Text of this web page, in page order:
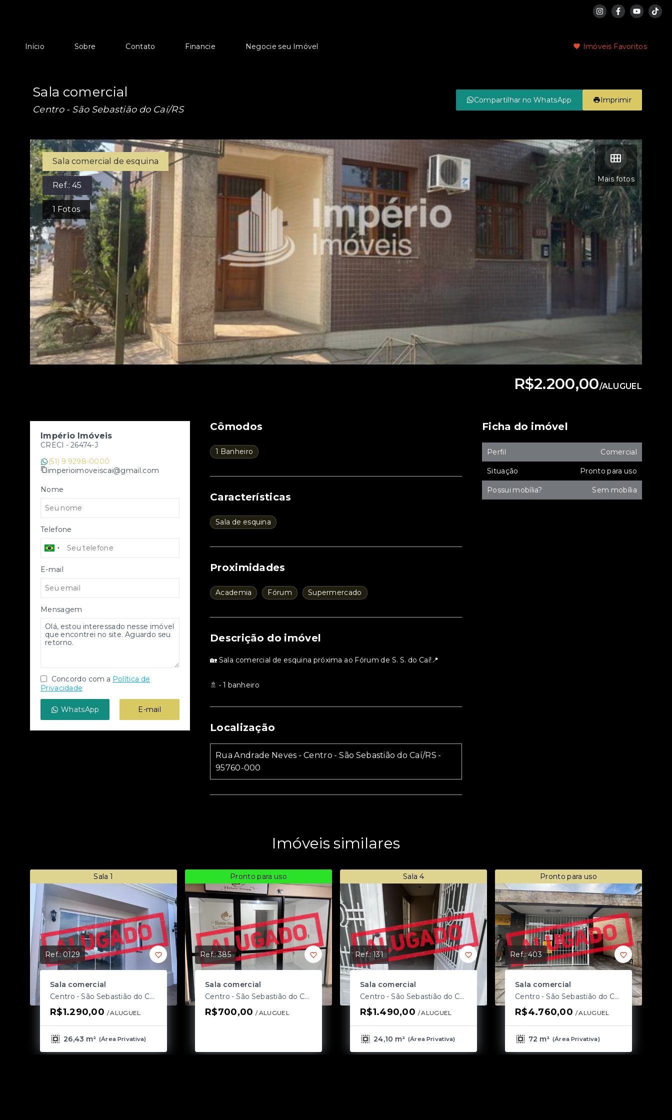
Início Sobre Contato Financie Negocie seu Imóvel Imóveis Favoritos
Sala comercial
Centro - São Sebastião do Caí/RS
Compartilhar no WhatsApp Imprimir
Mais fotos
Sala comercial de esquina
Ref.:45
1 Fotos
R$2.200,00/ALUGUEL
Império Imóveis
CRECI - 26474-J
(51) 9 9298-0000
imperioimoveiscai@gmail.com
Nome
Telefone
E-mail
Mensagem
Concordo com a Política de
Privacidade
WhatsApp E-mail
Cômodos
1 Banheiro
Características
Sala de esquina
Proximidades
Academia Fórum Supermercado
Descrição do imóvel
🏡 Sala comercial de esquina próxima ao Fórum de S. S. do Caí!📍
🚿 • 1 banheiro
Localização
Rua Andrade Neves - Centro - São Sebastião do Caí/RS -
95760-000
Ficha do imóvel
Perfil Comercial
Situação Pronto para uso
Possui mobília? Sem mobília
Imóveis similares
Sala 1
Ref.:0129
Sala comercial
Centro - São Sebastião do Caí/RS
R$1.290,00 / ALUGUEL
26,43 m² (Área Privativa)
Pronto para uso
Ref.:385
Sala comercial
Centro - São Sebastião do Caí/RS
R$700,00 / ALUGUEL
Sala 4
Ref.:131
Sala comercial
Centro - São Sebastião do Caí/RS
R$1.490,00 / ALUGUEL
24,10 m² (Área Privativa)
Pronto para uso
Ref.:403
Sala comercial
Centro - São Sebastião do Caí/RS
R$4.760,00 / ALUGUEL
72 m² (Área Privativa)